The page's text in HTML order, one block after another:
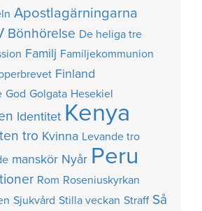
Apostlagärningarna
Bönhörelse De heliga tre
Familj Familjekommunion
Finland
God Golgata Hesekiel
Identitet Kenya
tro Kvinna Levande tro
manskör Nyår Peru
Rom Roseniuskyrkan
Sjukvård Stilla veckan Straff Så